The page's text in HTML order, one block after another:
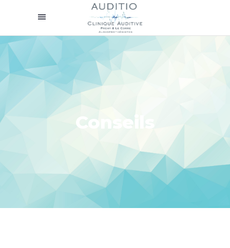
Conseils